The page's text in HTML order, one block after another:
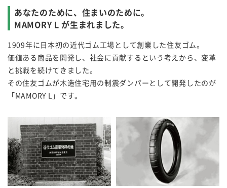
あなたのために、住まいのために。
MAMORY L が生まれました。
1909年に日本初の近代ゴム工場として創業した住友ゴム。
価値ある商品を開発し、社会に貢献するという考えから、変革
と挑戦を続けてきました。
その住友ゴムが木造住宅用の制震ダンパーとして開発したのが
「MAMORY L」です。